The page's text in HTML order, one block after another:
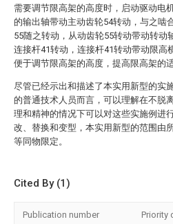
需要调节限高架的高度时，启动驱动电
的输出轴带动主动齿轮54转动，与之啮
55随之转动，从动齿轮55转动带动转动
连接杆41转动，连接杆41转动带动限高
便于调节限高架的高度，提高限高架的适
尽管已经示出和描述了本实用新型的实
的普通技术人员而言，可以理解在不脱
理和精神的情况下可以对这些实施例进
改、替换和变型，本实用新型的范围由
等同物限定。
Cited By (1)
Publication number Priority